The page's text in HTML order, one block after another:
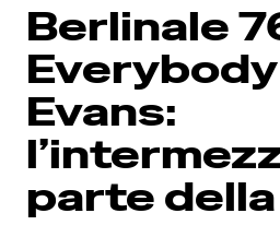
Berlinale
Evans:
parte